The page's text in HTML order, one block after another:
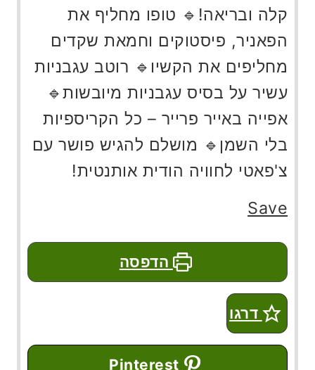
קלה ובריאה!🔹 טופו מחליף את
הפאניר, פיסטוקים וחמאת שקדים
מחליפים את הקשיו🔹 רוטב עגבניות
עשיר על בסיס עגבניות מיובשות🔹
אפייה באייר פרייר – כל הקריספיות
בלי השמן🔹 מושלם להגיש פושר עם
צ'פאטי לחוויה הודית אותנטית!
Save
הדפסה
דרגו